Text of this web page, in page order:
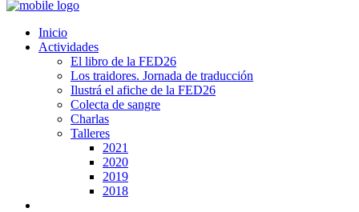
Inicio
Actividades
El libro de la FED26
Los traidores. Jornada de traducción
Ilustrá el afiche de la FED26
Colecta de sangre
Charlas
Talleres
2021
2020
2019
2018